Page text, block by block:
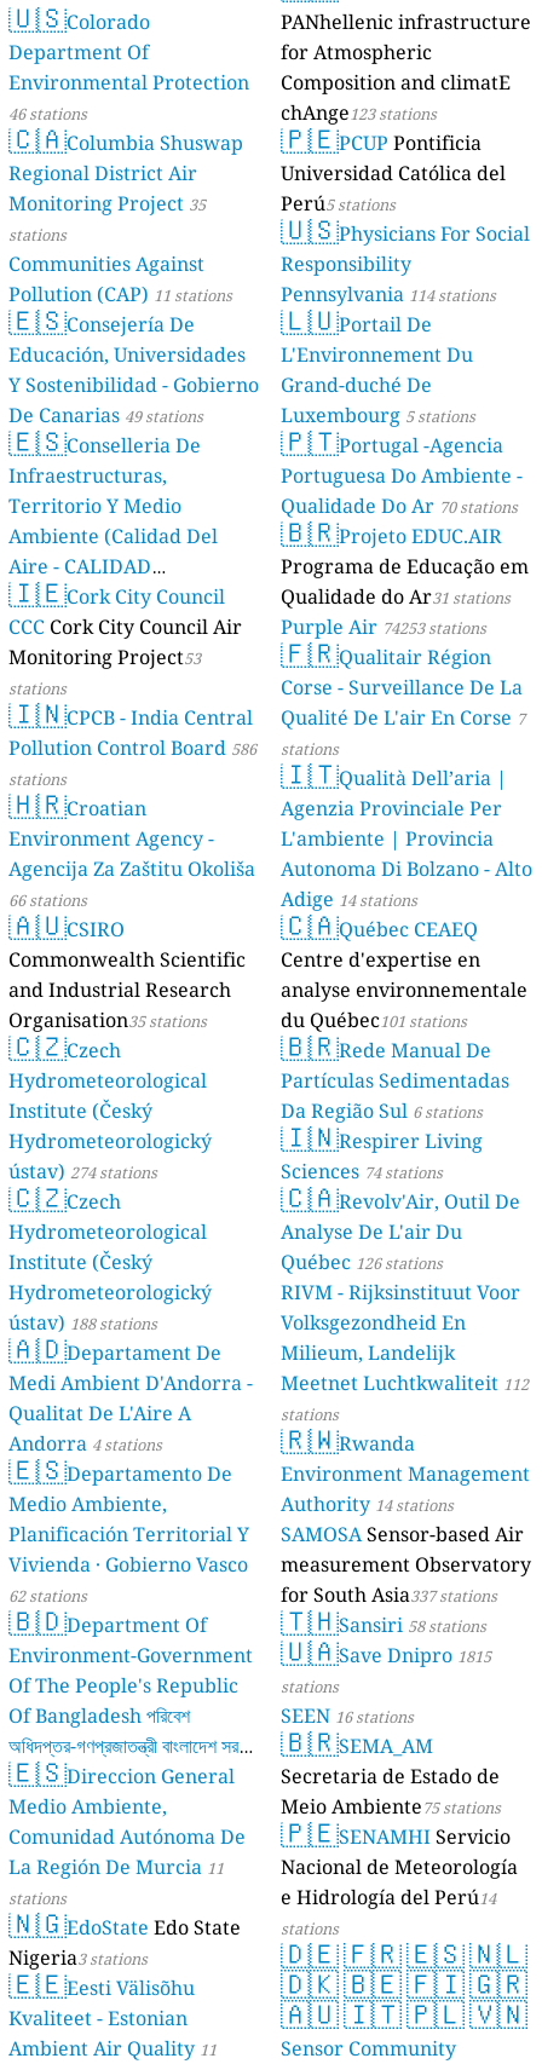
🇺🇸Colorado
Department Of
Environmental Protection
46 stations
🇨🇦Columbia Shuswap
Regional District Air
Monitoring Project 35
stations
Communities Against
Pollution (CAP) 11 stations
🇪🇸Consejería De
Educación, Universidades
Y Sostenibilidad - Gobierno
De Canarias 49 stations
🇪🇸Conselleria De
Infraestructuras,
Territorio Y Medio
Ambiente (Calidad Del
Aire - CALIDAD
AMBIENTAL) 23 stations
🇮🇪Cork City Council
CCC Cork City Council Air
Monitoring Project53
stations
🇮🇳CPCB - India Central
Pollution Control Board 586
stations
🇭🇷Croatian
Environment Agency -
Agencija Za Zaštitu Okoliša
66 stations
🇦🇺CSIRO
Commonwealth Scientific
and Industrial Research
Organisation35 stations
🇨🇿Czech
Hydrometeorological
Institute (Český
Hydrometeorologický
ústav) 274 stations
🇨🇿Czech
Hydrometeorological
Institute (Český
Hydrometeorologický
ústav) 188 stations
🇦🇩Departament De
Medi Ambient D'Andorra -
Qualitat De L'Aire A
Andorra 4 stations
🇪🇸Departamento De
Medio Ambiente,
Planificación Territorial Y
Vivienda · Gobierno Vasco
62 stations
🇧🇩Department Of
Environment-Government
Of The People's Republic
Of Bangladesh পরিবেশ
অধিদপ্তর-গণপ্রজাতন্ত্রী বাংলাদেশ সরকার
17 stations
🇪🇸Direccion General
Medio Ambiente,
Comunidad Autónoma De
La Región De Murcia 11
stations
🇳🇬EdoState Edo State
Nigeria3 stations
🇪🇪Eesti Välisõhu
Kvaliteet - Estonian
Ambient Air Quality 11
PANhellenic infrastructure
for Atmospheric
Composition and climatE
chAnge123 stations
🇵🇪PCUP Pontificia
Universidad Católica del
Perú5 stations
🇺🇸Physicians For Social
Responsibility
Pennsylvania 114 stations
🇱🇺Portail De
L'Environnement Du
Grand-duché De
Luxembourg 5 stations
🇵🇹Portugal -Agencia
Portuguesa Do Ambiente -
Qualidade Do Ar 70 stations
🇧🇷Projeto EDUC.AIR
Programa de Educação em
Qualidade do Ar31 stations
Purple Air 74253 stations
🇫🇷Qualitair Région
Corse - Surveillance De La
Qualité De L'air En Corse 7
stations
🇮🇹Qualità Dell’aria |
Agenzia Provinciale Per
L'ambiente | Provincia
Autonoma Di Bolzano - Alto
Adige 14 stations
🇨🇦Québec CEAEQ
Centre d'expertise en
analyse environnementale
du Québec101 stations
🇧🇷Rede Manual De
Partículas Sedimentadas
Da Região Sul 6 stations
🇮🇳Respirer Living
Sciences 74 stations
🇨🇦Revolv'Air, Outil De
Analyse De L'air Du
Québec 126 stations
RIVM - Rijksinstituut Voor
Volksgezondheid En
Milieum, Landelijk
Meetnet Luchtkwaliteit 112
stations
🇷🇼Rwanda
Environment Management
Authority 14 stations
SAMOSASensor-based Air
measurement Observatory
for South Asia337 stations
🇹🇭Sansiri 58 stations
🇺🇦Save Dnipro 1815
stations
SEEN 16 stations
🇧🇷SEMA_AM
Secretaria de Estado de
Meio Ambiente75 stations
🇵🇪SENAMHIServicio
Nacional de Meteorología
e Hidrología del Perú14
stations
🇩🇪🇫🇷🇪🇸🇳🇱
🇩🇰🇧🇪🇫🇮🇬🇷
🇦🇺🇮🇹🇵🇱🇻🇳
Sensor Community